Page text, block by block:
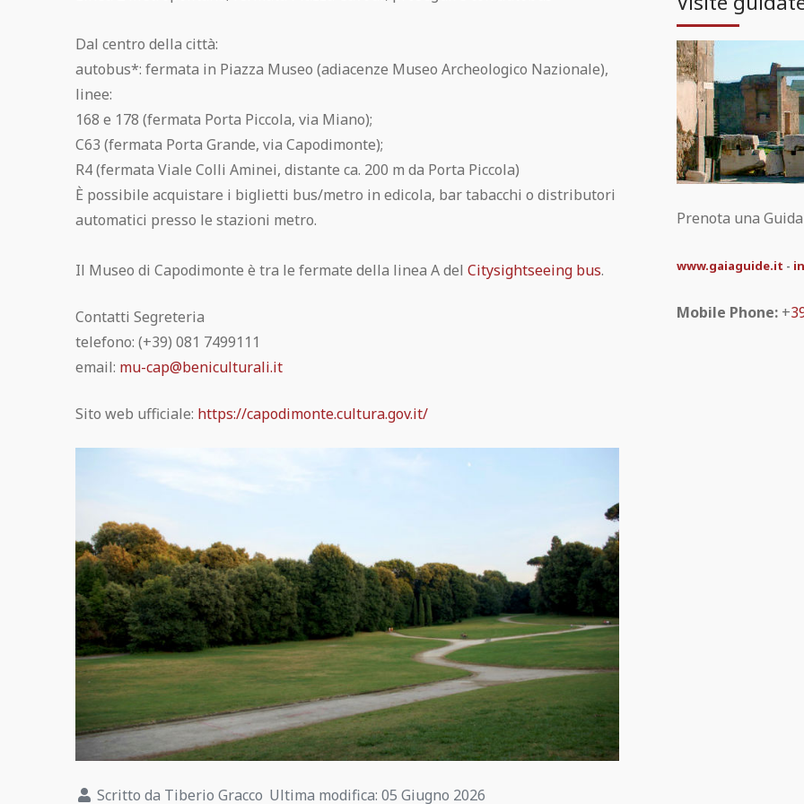
Prenota una
www.gaiaguide.it -
Mobile Phone:+
Dal centro della città:
autobus*: fermata in Piazza Museo (adiacenze Museo Archeologico Nazionale),
linee:
168 e 178 (fermata Porta Piccola, via Miano);
C63 (fermata Porta Grande, via Capodimonte);
R4 (fermata Viale Colli Aminei, distante ca. 200 m da Porta Piccola)
È possibile acquistare i biglietti bus/metro in edicola, bar tabacchi o distributori
automatici presso le stazioni metro.
Il Museo di Capodimonte è tra le fermate della linea A del Citysightseeing bus.
Contatti Segreteria
telefono: (+39) 081 7499111
email: mu-cap@beniculturali.it
Sito web ufficiale: https://capodimonte.cultura.gov.it/
Scritto da Tiberio Gracco Ultima modifica: 05 Giugno 2026
I Calchi di Pompei
Le Divinità di Pompei: Un Mosaico di
Fede e Cultura
Gli schiavi a Pompei
Il Mosaico di Alessandro
I colori di Pompei
L'alimentazione dei Pompeiani
La Medicina a Pompei
Antiche ricette pompeiane
Lettera di Plinio a Tacito
Scarica la guida agli scavi di Pompei
Pompei Gratis
Pompeii Situs Latine scriptus
Esposizione permanente dei calchi di
Guida ufficiale di Pompei
Pompei City Map
Cosa visitare vicino Pompei
Articoli archiviati
Visitare Pompei: guida completa
Mann: Sezione Mosaici
Mann: Gabinetto Segreto
Mann: Gemme
Castel dell'Ovo, Napoli
Teatro San Carlo, Napoli
Museo del Tesoro di San Gennaro,
Cappella S. Severo, Napoli